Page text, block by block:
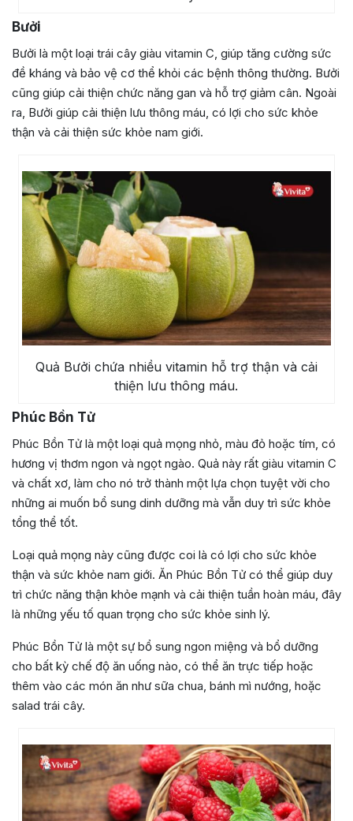
Bưởi
Bưởi là một loại trái cây giàu vitamin C, giúp tăng cường sức
đề kháng và bảo vệ cơ thể khỏi các bệnh thông thường. Bưởi
cũng giúp cải thiện chức năng gan và hỗ trợ giảm cân. Ngoài
ra, Bưởi giúp cải thiện lưu thông máu, có lợi cho sức khỏe
thận và cải thiện sức khỏe nam giới.
Quả Bưởi chứa nhiều vitamin hỗ trợ thận và cải
thiện lưu thông máu.
Phúc Bồn Tử
Phúc Bồn Tử là một loại quả mọng nhỏ, màu đỏ hoặc tím, có
hương vị thơm ngon và ngọt ngào. Quả này rất giàu vitamin C
và chất xơ, làm cho nó trở thành một lựa chọn tuyệt vời cho
những ai muốn bổ sung dinh dưỡng mà vẫn duy trì sức khỏe
tổng thể tốt.
Loại quả mọng này cũng được coi là có lợi cho sức khỏe
thận và sức khỏe nam giới. Ăn Phúc Bồn Tử có thể giúp duy
trì chức năng thận khỏe mạnh và cải thiện tuần hoàn máu, đây
là những yếu tố quan trọng cho sức khỏe sinh lý.
Phúc Bồn Tử là một sự bổ sung ngon miệng và bổ dưỡng
cho bất kỳ chế độ ăn uống nào, có thể ăn trực tiếp hoặc
thêm vào các món ăn như sữa chua, bánh mì nướng, hoặc
salad trái cây.